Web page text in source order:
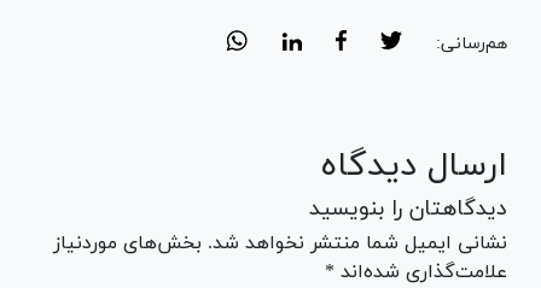
هم‌رسانی:
ارسال دیدگاه
دیدگاهتان را بنویسید
نشانی ایمیل شما منتشر نخواهد شد. بخش‌های موردنیاز
علامت‌گذاری شده‌اند *